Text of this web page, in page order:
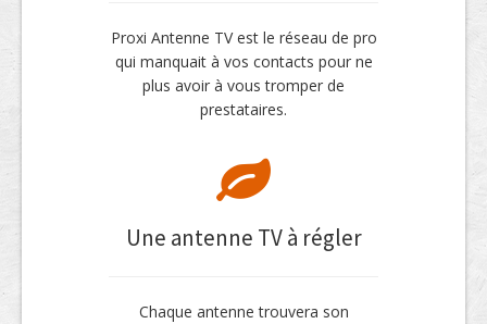
Proxi Antenne TV est le réseau de pro
qui manquait à vos contacts pour ne
plus avoir à vous tromper de
prestataires.
Une antenne TV à régler
Chaque antenne trouvera son